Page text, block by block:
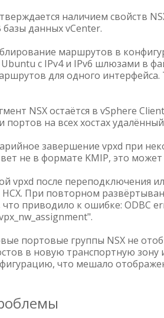
наличием свойств
базы данных vCenter.
маршрутов в
с IPv4 и IPv6 шлюзами в
для одного
NSX остаётся в vSphere
портов на всех хостах
завершение vpxd при
не в формате KMIP, это
vpxd после переподключения
HCX. При повторном
приводило к ошибке: ODBC
портовые группы NSX не
в новую транспортную зону
что мешало